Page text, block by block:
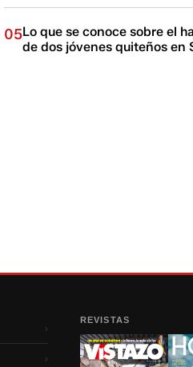
05Lo que se conoce sobre el
de dos jóvenes quiteños en
›
›
REVISTAS